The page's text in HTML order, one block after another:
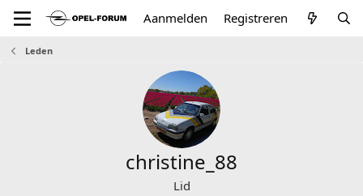
Aanmelden Registreren
Leden
christine_88
Lid